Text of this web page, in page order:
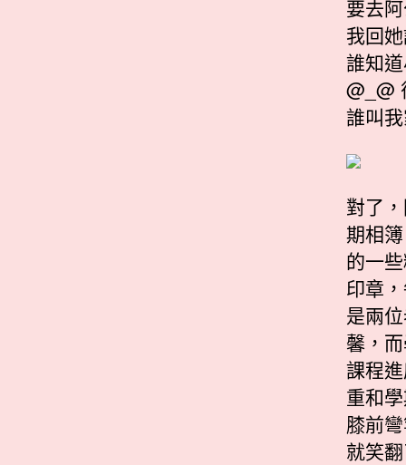
要去
我回
誰知
@_@
誰叫
對了
期相
的一
印章
是兩
馨，
課程
重和
膝前
就笑